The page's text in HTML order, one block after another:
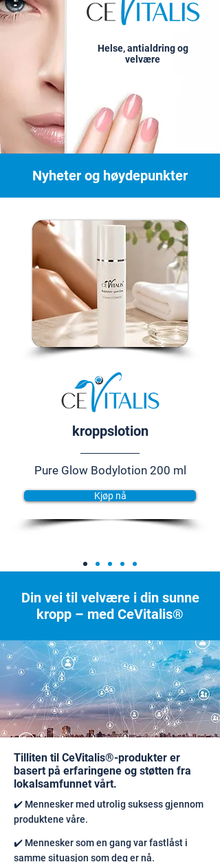
Helse, antialdring og
velvære
Nyheter og høydepunkter
kroppslotion
Pure Glow Bodylotion 200 ml
Kjøp nå
Din vei til velvære i din sunne
kropp – med CeVitalis®
Tilliten til CeVitalis®-produkter er
basert på erfaringene og støtten fra
lokalsamfunnet vårt.
✔️ Mennesker med utrolig suksess gjennom
produktene våre.
✔️ Mennesker som en gang var fastlåst i
samme situasjon som deg er nå.